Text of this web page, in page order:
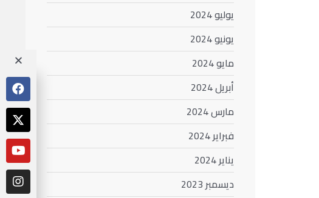
يوليو 2024
يونيو 2024
مايو 2024
أبريل 2024
مارس 2024
فبراير 2024
يناير 2024
ديسمبر 2023